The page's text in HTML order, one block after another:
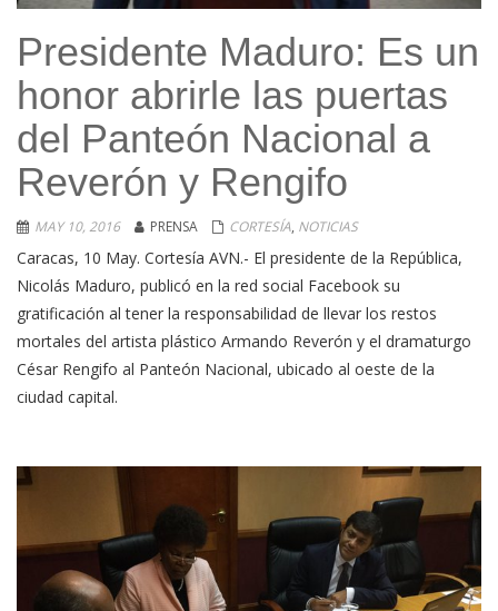
Presidente Maduro: Es un
honor abrirle las puertas
del Panteón Nacional a
Reverón y Rengifo
MAY 10, 2016 PRENSA CORTESÍA, NOTICIAS
Caracas, 10 May. Cortesía AVN.- El presidente de la República,
Nicolás Maduro, publicó en la red social Facebook su
gratificación al tener la responsabilidad de llevar los restos
mortales del artista plástico Armando Reverón y el dramaturgo
César Rengifo al Panteón Nacional, ubicado al oeste de la
ciudad capital.